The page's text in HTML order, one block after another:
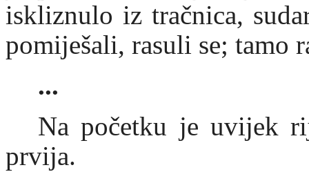
iskliznulo iz tračnica,
pomiješali, rasuli se; tamo
...
Na početku je uvijek
prvija.